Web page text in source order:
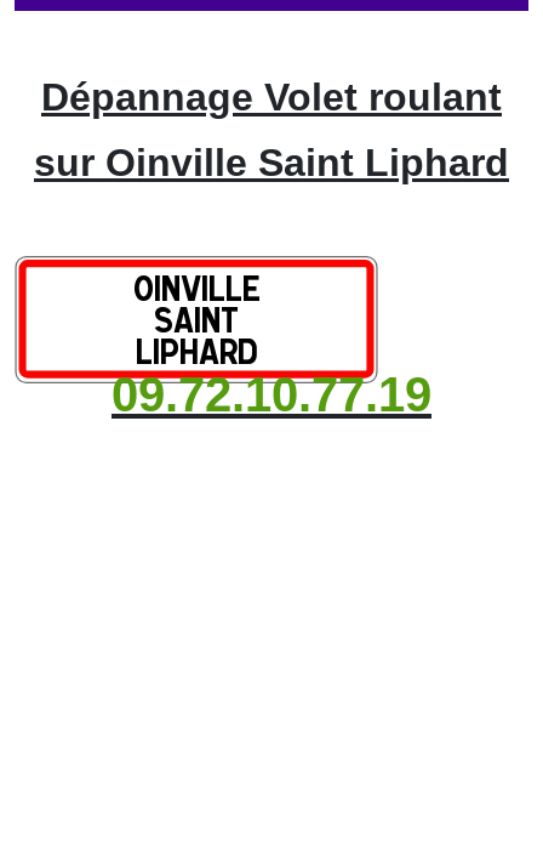
Dépannage Volet roulant
sur Oinville Saint Liphard
09.72.10.77.19